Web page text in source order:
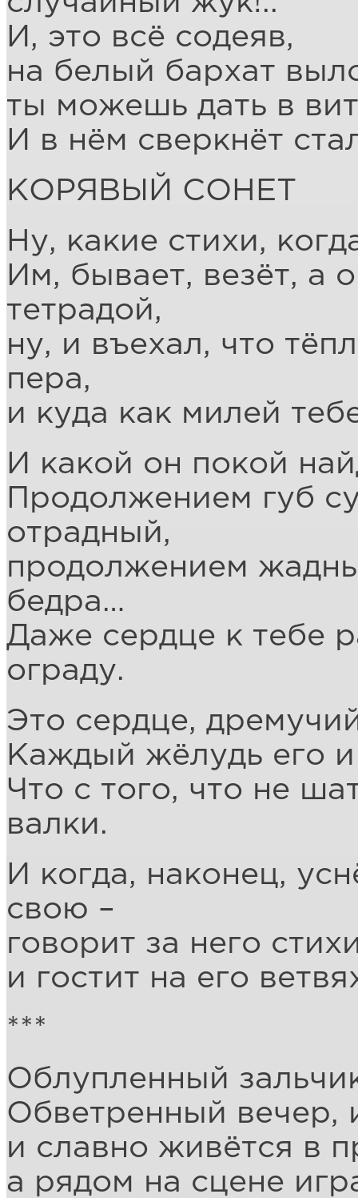
И, это всё содеяв,
на белый бархат
ты можешь дать в
И в нём сверкнёт
КОРЯВЫЙ СОНЕТ
Ну, какие стихи,
Им, бывает, везёт, а
тетрадой,
ну, и въехал, что
пера,
и куда как милей
И какой он покой
Продолжением губ
отрадный,
продолжением
бедра…
Даже сердце к тебе
ограду.
Это сердце,
Каждый жёлудь его
Что с того, что не
валки.
И когда, наконец,
свою –
говорит за него
и гостит на его
***
Облупленный
Обветренный вечер,
и славно живётся в
а рядом на сцене